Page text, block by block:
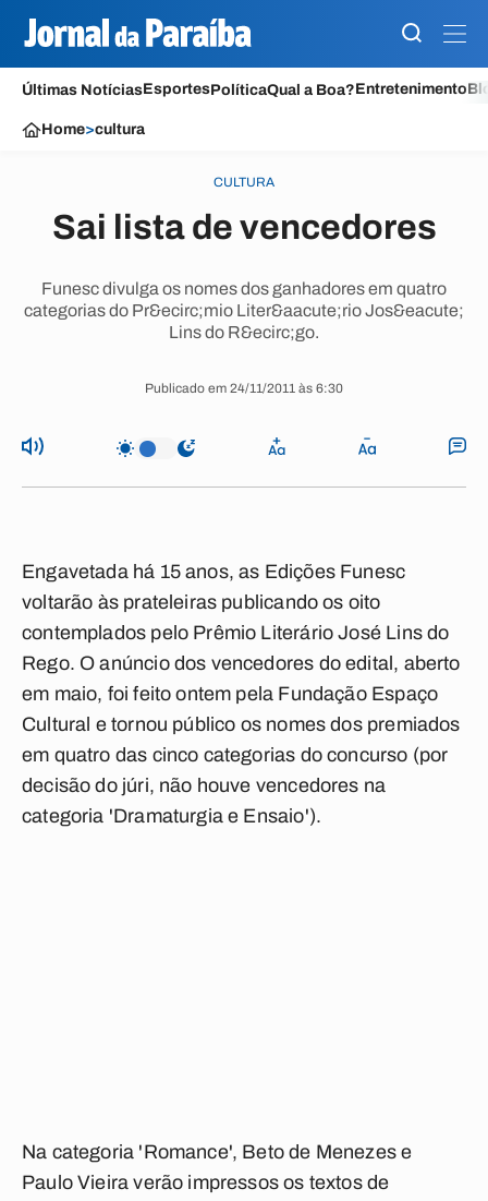
Últimas NotíciasEsportesPolíticaQual a Boa?Entretenimento
Home>cultura
CULTURA
Sai lista de vencedores
Funesc divulga os nomes dos ganhadores em quatro
categorias do Pr&ecirc;mio Liter&aacute;rio Jos&eacute;
Lins do R&ecirc;go.
Publicado em 24/11/2011 às 6:30
Engavetada há 15 anos, as Edições Funesc
voltarão às prateleiras publicando os oito
contemplados pelo Prêmio Literário José Lins do
Rego. O anúncio dos vencedores do edital, aberto
em maio, foi feito ontem pela Fundação Espaço
Cultural e tornou público os nomes dos premiados
em quatro das cinco categorias do concurso (por
decisão do júri, não houve vencedores na
categoria 'Dramaturgia e Ensaio').
Na categoria 'Romance', Beto de Menezes e
Paulo Vieira verão impressos os textos de